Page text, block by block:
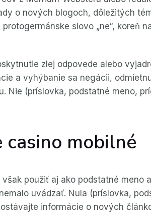
o nových blogoch, dôležitých
slovo „ne“, koreň
zlej odpovede alebo
a vyhýbanie sa negácii,
(príslovka, podstatné meno,
mobilné
použiť aj ako podstatné meno
uvádzať. Nula (príslovka,
informácie o nových